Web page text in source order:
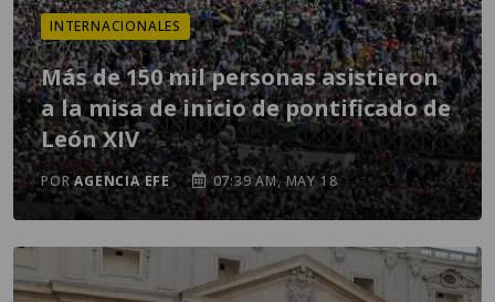
INTERNACIONALES
Más de 150 mil personas asistieron
a la misa de inicio de pontificado de
León XIV
PORAGENCIA EFE 07:39 AM, MAY 18